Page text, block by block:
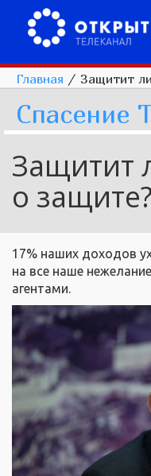
Главная / Защитит
Спасение
Защитит
о защите?
17% наших доходов
на все наше
агентами.